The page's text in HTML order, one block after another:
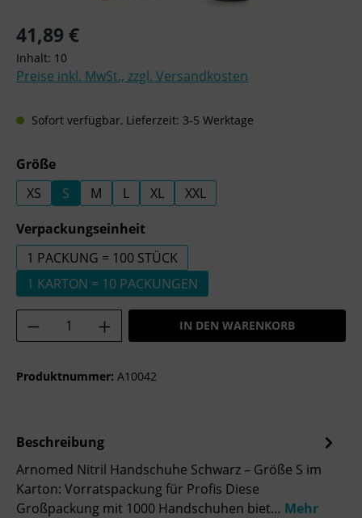
Regulärer Preis:
41,89 €
Inhalt: 10
Preise inkl. MwSt., zzgl. Versandkosten
Sofort verfügbar, Lieferzeit: 3-5 Werktage
Größeauswählen
XS
S M L XL
XXL
Verpackungseinheitauswählen
1 PACKUNG = 100 STÜCK
1 KARTON = 10 PACKUNGEN
Produkt Anzahl: Gib den gewünschten
IN DEN WARENKORB
Produktnummer: A10042
Beschreibung
Arnomed Nitril Handschuhe Schwarz – Größe S im
Karton: Vorratspackung für Profis Diese
Großpackung mit 1000 Handschuhen biet… Mehr